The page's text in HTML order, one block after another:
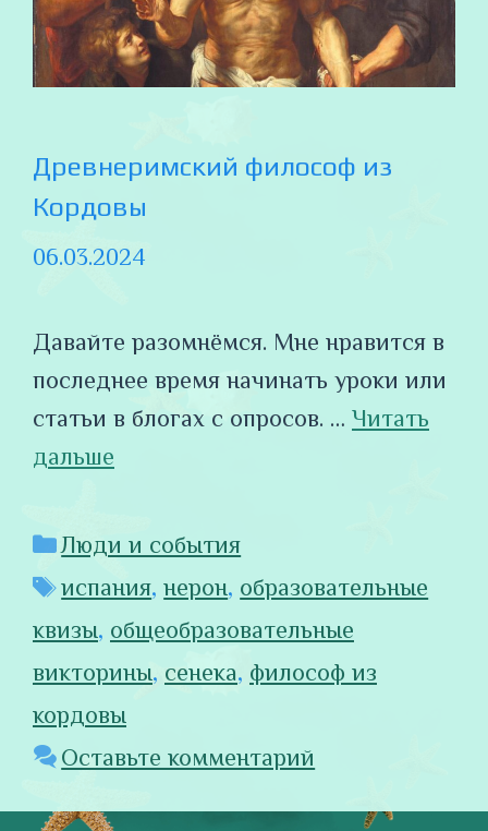
Древнеримский философ из
Кордовы
06.03.2024
Давайте разомнёмся. Мне нравится в
последнее время начинать уроки или
статьи в блогах с опросов. … Читать
дальше
Рубрики
Люди и события
Метки
испания,нерон, образовательные
квизы, общеобразовательные
викторины, сенека, философ из
кордовы
Оставьте комментарий